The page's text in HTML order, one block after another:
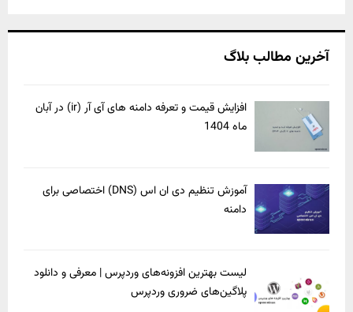
آخرین مطالب بلاگ
افزایش قیمت و تعرفه دامنه های آی آر (ir) در آبان
ماه 1404
آموزش تنظیم دی ان اس (DNS) اختصاصی برای
دامنه
لیست بهترین افزونه‌های وردپرس | معرفی و دانلود
پلاگین‌های ضروری وردپرس